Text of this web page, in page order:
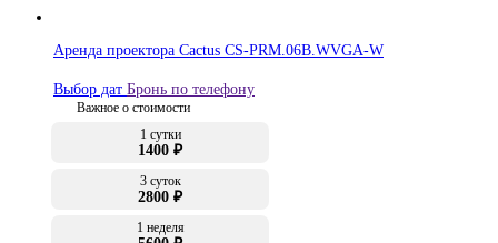
Аренда проектора Cactus CS-PRM.06B.WVGA-W
Выбор дат Бронь по телефону
Важное о стоимости
1 сутки
1400 ₽
3 суток
2800 ₽
1 неделя